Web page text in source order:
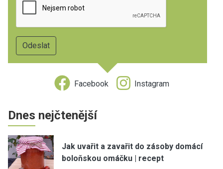
Facebook Instagram
Dnes nejčtenější
Jak uvařit a zavařit do zásoby domácí
boloňskou omáčku | recept